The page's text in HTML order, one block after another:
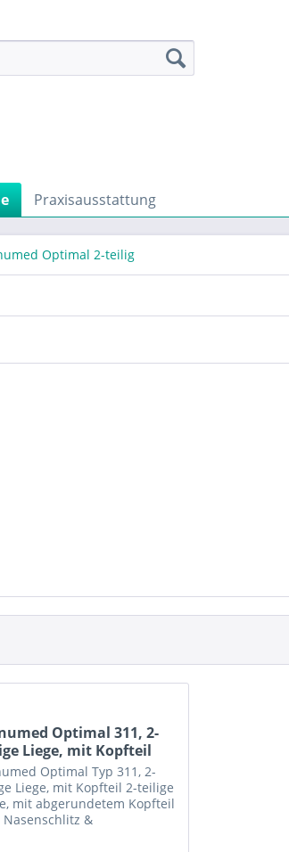
Praxisausstattung
Optimal 2-teilig
Optimal 311, 2-
Liege, mit Kopfteil
Optimal Typ 311, 2-
Liege, mit Kopfteil 2-teilige
mit abgerundetem Kopfteil
Nasenschlitz &